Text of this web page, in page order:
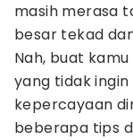
masih merasa
besar tekad
Nah, buat
yang tidak
kepercayaan
beberapa tips